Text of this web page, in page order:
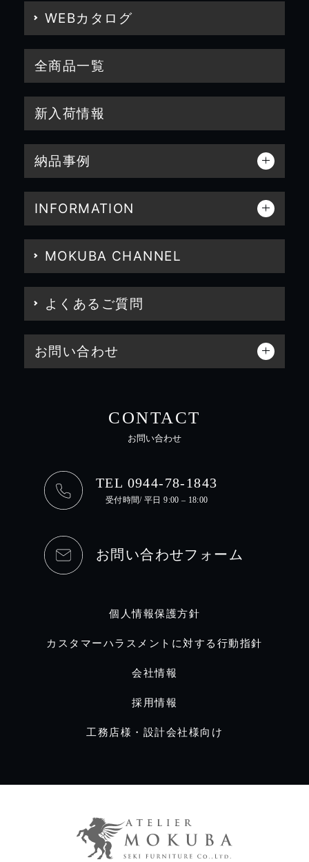
WEBカタログ
全商品一覧
新入荷情報
納品事例
INFORMATION
MOKUBA CHANNEL
よくあるご質問
お問い合わせ
CONTACT
お問い合わせ
TEL 0944-78-1843
受付時間/ 平日 9:00 – 18:00
お問い合わせフォーム
個人情報保護方針
カスタマーハラスメントに対する行動指針
会社情報
採用情報
工務店様・設計会社様向け